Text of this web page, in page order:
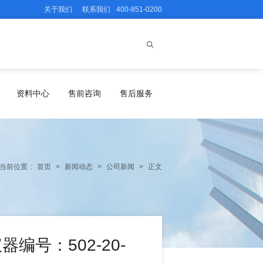
关于我们 联系我们 400-851-0200
资料中心 售前咨询 售后服务
当前位置 : 首页 > 新闻动态 > 公司新闻 > 正文
编号：502-20-